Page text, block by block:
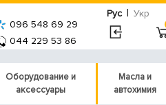
Рус | Укр
096 548 69 29
044 229 53 86
Оборудование и
аксессуары
Масла и
автохимия